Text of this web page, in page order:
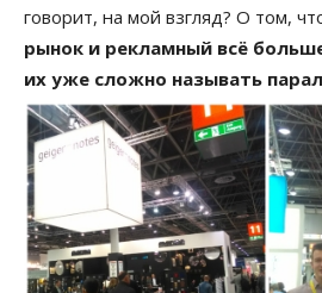
говорит, на мой взгляд? О том,
рынок и рекламный всё
их уже сложно называть